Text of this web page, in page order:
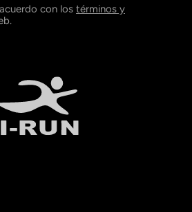
con los términos y